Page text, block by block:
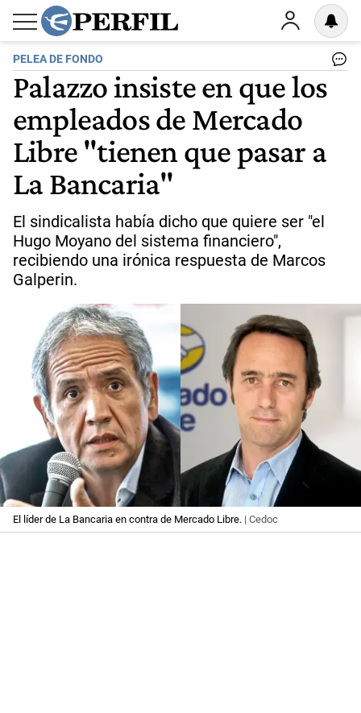
PELEA DE FONDO
Palazzo insiste en que los
empleados de Mercado
Libre "tienen que pasar a
La Bancaria"
El sindicalista había dicho que quiere ser "el
Hugo Moyano del sistema financiero",
recibiendo una irónica respuesta de Marcos
Galperin.
El líder de La Bancaria en contra de Mercado Libre. | Cedoc